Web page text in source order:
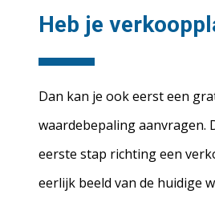
Heb je
Dan kan je ook eerst een
waardebepaling aanvragen.
eerste stap richting een
eerlijk beeld van de huidige